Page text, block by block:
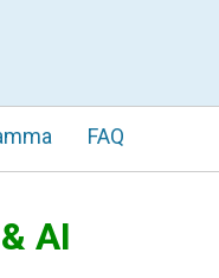
FAQ
AI